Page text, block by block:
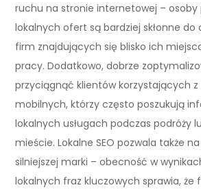
ruchu na stronie internetowej – osoby
lokalnych ofert są bardziej skłonne do
firm znajdujących się blisko ich
pracy. Dodatkowo, dobrze
przyciągnąć klientów korzystających z
mobilnych, którzy często poszukują
lokalnych usługach podczas podróży
mieście. Lokalne SEO pozwala także
silniejszej marki – obecność w
lokalnych fraz kluczowych sprawia, że